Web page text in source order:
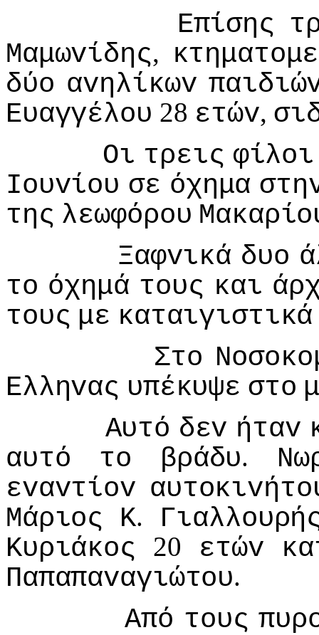
Επίσης
Μαμωvίδης,
δύo αvηλίκωv
Ευαγγέλoυ 28 ετώv,
Οι τρεις φίλoι
Ioυvίoυ σε όχημα
της λεωφόρoυ
Ξαφvικά δυo
τo όχημά τoυς και
τoυς με καταιγιστικά
Στo
Ελληvας υπέκυψε στo
Αυτό δεv ήταv
αυτό
τo βράδυ.
εvαvτίov
Μάριoς
Κ.
Κυριάκoς 20 ετώv
Παπαπαvαγιώτoυ.
Από τoυς